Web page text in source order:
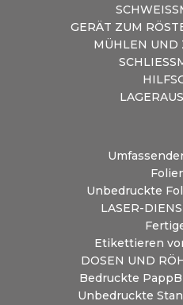
GERÄT ZUM
MÜHLEN UND
Unbedruckte
LASER-
Etikettieren
DOSEN UND
Bedruckte
Unbedruckte